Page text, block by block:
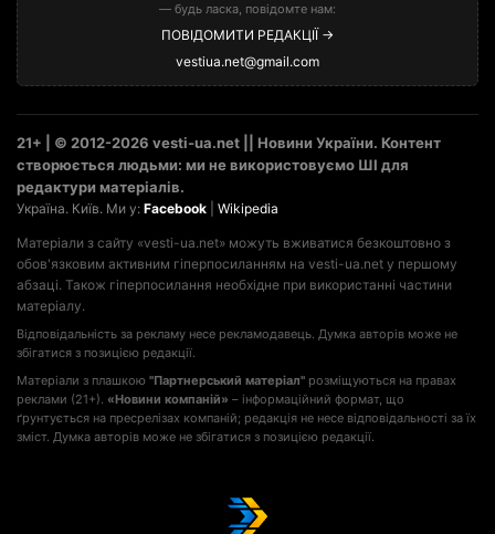
— будь ласка, повідомте нам:
ПОВІДОМИТИ РЕДАКЦІЇ →
vestiua.net@gmail.com
21+ | © 2012-2026 vesti-ua.net || Новини України. Контент
створюється людьми: ми не використовуємо ШІ для
редактури матеріалів.
Україна. Київ. Ми у: Facebook Wikipedia
Матеріали з сайту «vesti-ua.net» можуть вживатися безкоштовно з
обов'язковим активним гіперпосиланням на vesti-ua.net у першому
абзаці. Також гіперпосилання необхідне при використанні частини
матеріалу.
Відповідальність за рекламу несе рекламодавець. Думка авторів може не
збігатися з позицією редакції.
Матеріали з плашкою "Партнерський матеріал" розміщуються на правах
реклами (21+). «Новини компаній» – інформаційний формат, що
ґрунтується на пресрелізах компаній; редакція не несе відповідальності за їх
зміст. Думка авторів може не збігатися з позицією редакції.